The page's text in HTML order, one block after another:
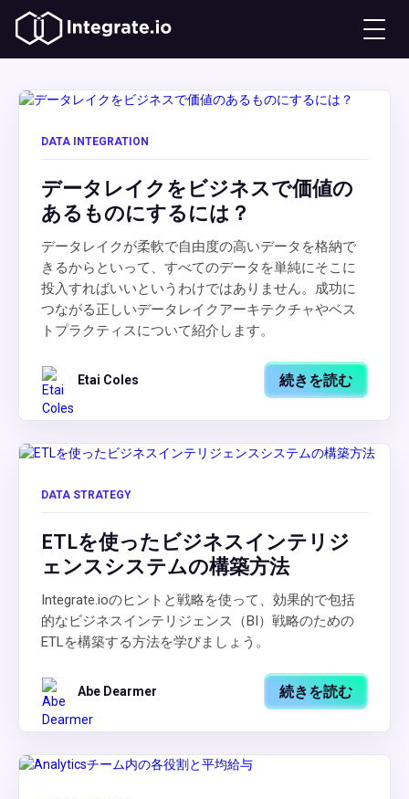
DATA INTEGRATION
データレイクをビジネスで価値の
あるものにするには？
データレイクが柔軟で自由度の高いデータを格納で
きるからといって、すべてのデータを単純にそこに
投入すればいいというわけではありません。成功に
つながる正しいデータレイクアーキテクチャやベス
トプラクティスについて紹介します。
Etai Coles 続きを読む
DATA STRATEGY
ETLを使ったビジネスインテリジ
ェンスシステムの構築方法
Integrate.ioのヒントと戦略を使って、効果的で包括
的なビジネスインテリジェンス（BI）戦略のための
ETLを構築する方法を学びましょう。
Abe Dearmer 続きを読む